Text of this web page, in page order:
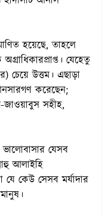
হয়েছে, তাহলে
যেহেতু
চেয়ে উত্তম। এছাড়া
করেছেন;
সহীহ,
যেসব
আলাইহি
যে কেউ সেসব মর্যাদার